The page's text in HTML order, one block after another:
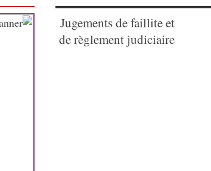
Jugements de faillite et
de règlement judiciaire